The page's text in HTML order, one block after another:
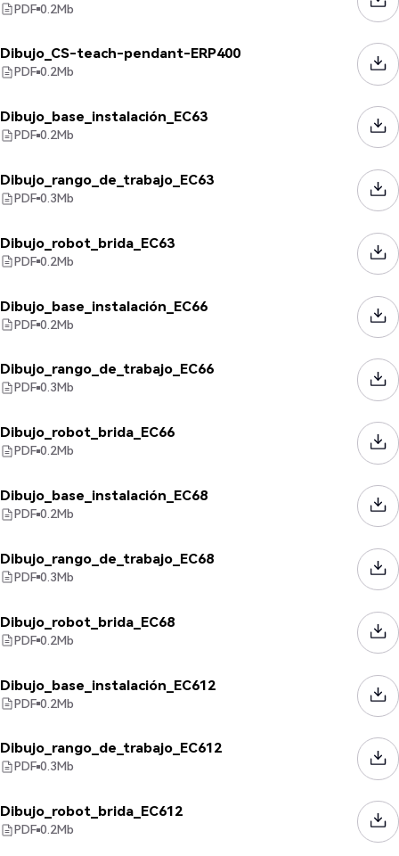
PDF 0.2Mb
Dibujo_CS-teach-pendant-ERP400
PDF 0.2Mb
Dibujo_base_instalación_EC63
PDF 0.2Mb
Dibujo_rango_de_trabajo_EC63
PDF 0.3Mb
Dibujo_robot_brida_EC63
PDF 0.2Mb
Dibujo_base_instalación_EC66
PDF 0.2Mb
Dibujo_rango_de_trabajo_EC66
PDF 0.3Mb
Dibujo_robot_brida_EC66
PDF 0.2Mb
Dibujo_base_instalación_EC68
PDF 0.2Mb
Dibujo_rango_de_trabajo_EC68
PDF 0.3Mb
Dibujo_robot_brida_EC68
PDF 0.2Mb
Dibujo_base_instalación_EC612
PDF 0.2Mb
Dibujo_rango_de_trabajo_EC612
PDF 0.3Mb
Dibujo_robot_brida_EC612
PDF 0.2Mb